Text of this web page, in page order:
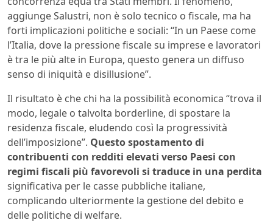
aggiunge Salustri, non è solo tecnico o fiscale, ma ha
forti implicazioni politiche e sociali: “In un Paese come
l’Italia, dove la pressione fiscale su imprese e lavoratori
è tra le più alte in Europa, questo genera un diffuso
senso di iniquità e disillusione”.
Il risultato è che chi ha la possibilità economica “trova il
modo, legale o talvolta borderline, di spostare la
residenza fiscale, eludendo così la progressività
dell’imposizione”. Questo spostamento di
contribuenti con redditi elevati verso Paesi con
regimi fiscali più favorevoli si traduce in una perdita
significativa per le casse pubbliche italiane,
complicando ulteriormente la gestione del debito e
delle politiche di welfare.